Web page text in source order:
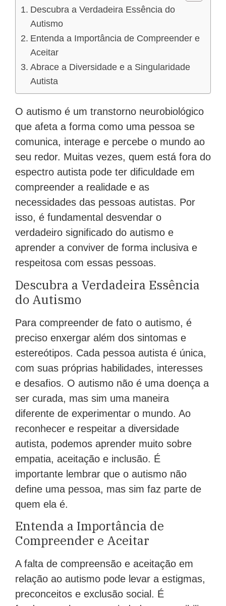
Descubra a Verdadeira Essência do
Autismo
Entenda a Importância de Compreender e
Aceitar
Abrace a Diversidade e a Singularidade
Autista
O autismo é um transtorno neurobiológico
que afeta a forma como uma pessoa se
comunica, interage e percebe o mundo ao
seu redor. Muitas vezes, quem está fora do
espectro autista pode ter dificuldade em
compreender a realidade e as
necessidades das pessoas autistas. Por
isso, é fundamental desvendar o
verdadeiro significado do autismo e
aprender a conviver de forma inclusiva e
respeitosa com essas pessoas.
Descubra a Verdadeira Essência
do Autismo
Para compreender de fato o autismo, é
preciso enxergar além dos sintomas e
estereótipos. Cada pessoa autista é única,
com suas próprias habilidades, interesses
e desafios. O autismo não é uma doença a
ser curada, mas sim uma maneira
diferente de experimentar o mundo. Ao
reconhecer e respeitar a diversidade
autista, podemos aprender muito sobre
empatia, aceitação e inclusão. É
importante lembrar que o autismo não
define uma pessoa, mas sim faz parte de
quem ela é.
Entenda a Importância de
Compreender e Aceitar
A falta de compreensão e aceitação em
relação ao autismo pode levar a estigmas,
preconceitos e exclusão social. É